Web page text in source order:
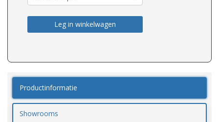
Leg in winkelwagen
Productinformatie
Showrooms